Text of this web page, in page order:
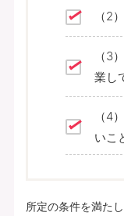
（2
（3
業し
（4
いこ
所定の条件を満た